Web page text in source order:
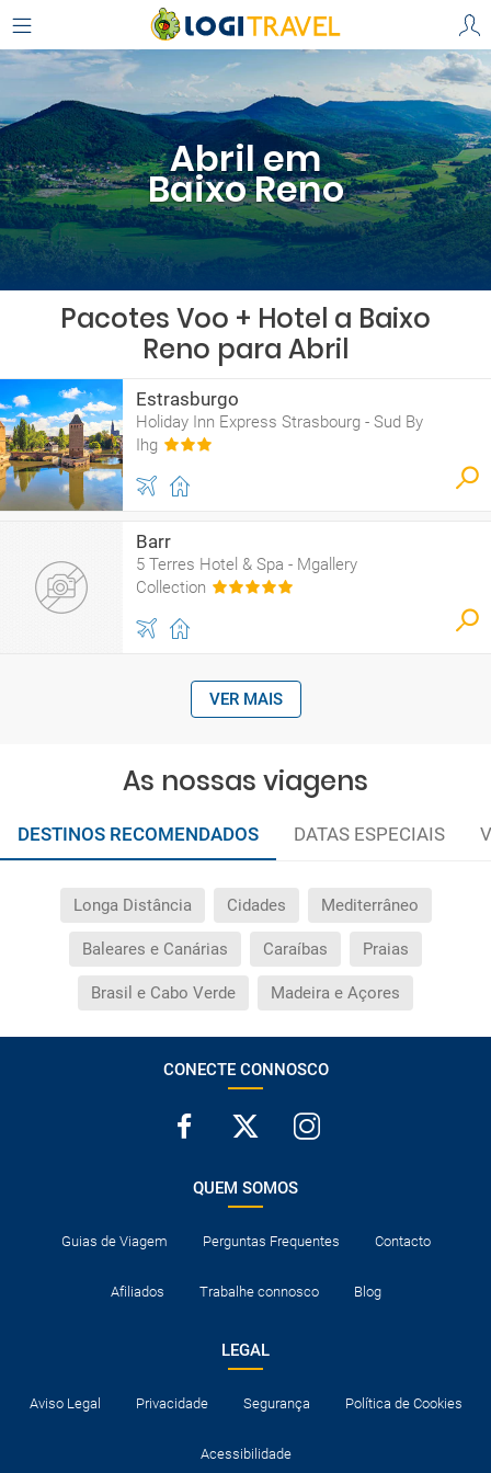
Abril em
Baixo Reno
Pacotes Voo + Hotel a Baixo
Reno para Abril
Estrasburgo
Holiday Inn Express Strasbourg - Sud By
Ihg
Barr
5 Terres Hotel & Spa - Mgallery
Collection
VER MAIS
As nossas viagens
DESTINOS RECOMENDADOS DATAS ESPECIAIS
Longa Distância Cidades Mediterrâneo
Baleares e Canárias Caraíbas Praias
Brasil e Cabo Verde Madeira e Açores
CONECTE CONNOSCO
QUEM SOMOS
Guias de Viagem Perguntas Frequentes Contacto
Afiliados Trabalhe connosco Blog
LEGAL
Aviso Legal Privacidade Segurança Política de Cookies
Acessibilidade